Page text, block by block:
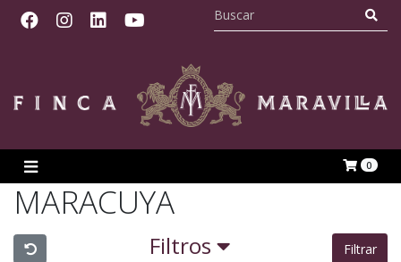
0
MARACUYA
Filtros Filtrar